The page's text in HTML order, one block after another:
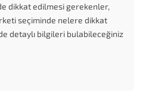
dikkat edilmesi gerekenler,
seçiminde nelere dikkat
detaylı bilgileri bulabileceğiniz